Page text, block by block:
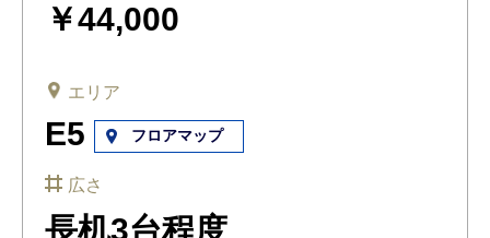
￥44,000
エリア
E5 フロアマップ
広さ
長机3台程度